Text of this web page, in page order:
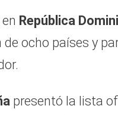
República
ocho países y
presentó la lista